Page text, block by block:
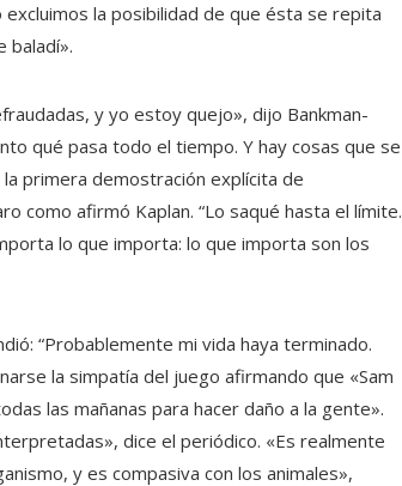
la posibilidad de que ésta se repita
baladí».
y yo estoy quejo», dijo Bankman-
qué pasa todo el tiempo. Y hay cosas que se
primera demostración explícita de
como afirmó Kaplan. “Lo saqué hasta el límite.
lo que importa: lo que importa son los
“Probablemente mi vida haya terminado.
la simpatía del juego afirmando que «Sam
las mañanas para hacer daño a la gente».
dice el periódico. «Es realmente
y es compasiva con los animales»,